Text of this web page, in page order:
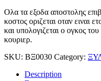
Ολα τα εξοδα αποστολης
κοστος οριζεται οταν ειναι
και υπολογιζεται ο ογκος
κουριερ.
SKU: ΒΞ0030 Category:
Description